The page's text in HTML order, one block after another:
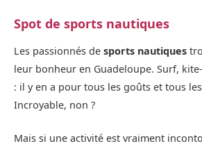
Spot de sports nautiques
Les passionnés de sports nautiques
leur bonheur en Guadeloupe. Surf,
: il y en a pour tous les goûts et tous
Incroyable, non ?
Mais si une activité est vraiment